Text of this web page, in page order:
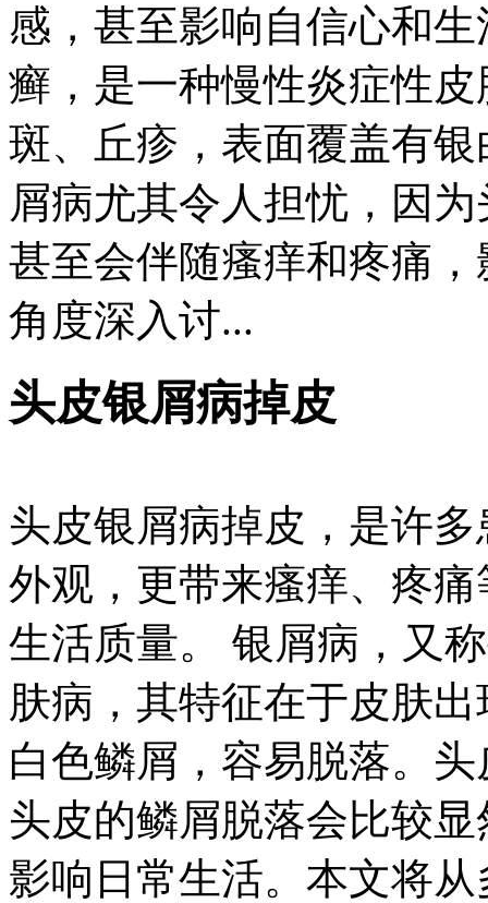
感，甚至影响自信心和
癣，是一种慢性炎症性
斑、丘疹，表面覆盖有
屑病尤其令人担忧，因
甚至会伴随瘙痒和疼痛
角度深入讨...
头皮银屑病掉皮
头皮银屑病掉皮，是许
外观，更带来瘙痒、疼
生活质量。 银屑病，又
肤病，其特征在于皮肤
白色鳞屑，容易脱落。
头皮的鳞屑脱落会比较
影响日常生活。本文将